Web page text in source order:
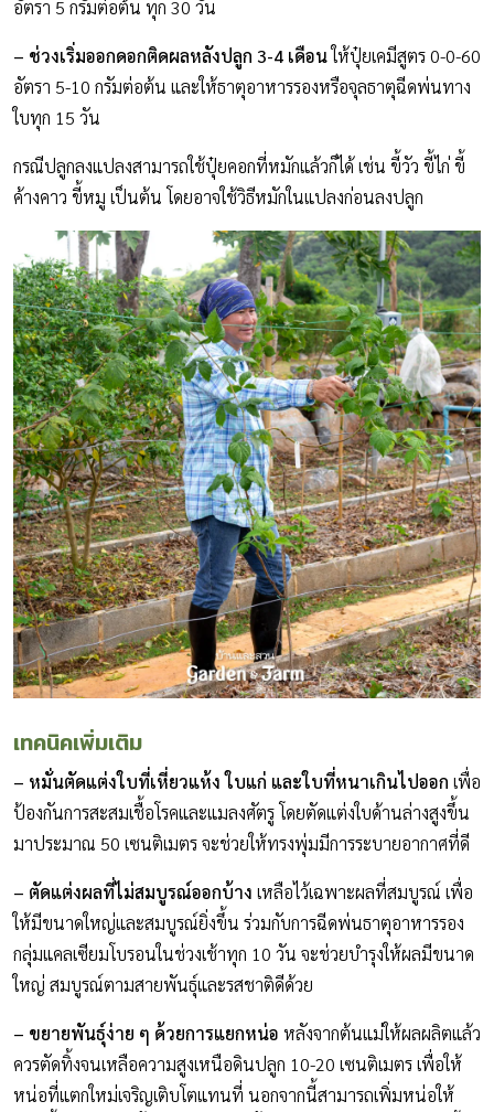
อัตรา 5 กรัมต่อต้น ทุก 30 วัน
– ช่วงเริ่มออกดอกติดผลหลังปลูก 3-4 เดือนให้ปุ๋ยเคมีสูตร 0-0-60
อัตรา 5-10 กรัมต่อต้น และให้ธาตุอาหารรองหรือจุลธาตุฉีดพ่นทาง
ใบทุก 15 วัน
กรณีปลูกลงแปลงสามารถใช้ปุ๋ยคอกที่หมักแล้วก็ได้ เช่น ขี้วัว ขี้ไก่ ขี้
ค้างคาว ขี้หมู เป็นต้น โดยอาจใช้วิธีหมักในแปลงก่อนลงปลูก
เทคนิคเพิ่มเติม
– หมั่นตัดแต่งใบที่เหี่ยวแห้ง ใบแก่ และใบที่หนาเกินไปออก เพื่อ
ป้องกันการสะสมเชื้อโรคและแมลงศัตรู โดยตัดแต่งใบด้านล่างสูงขึ้น
มาประมาณ 50 เซนติเมตร จะช่วยให้ทรงพุ่มมีการระบายอากาศที่ดี
– ตัดแต่งผลที่ไม่สมบูรณ์ออกบ้าง เหลือไว้เฉพาะผลที่สมบูรณ์ เพื่อ
ให้มีขนาดใหญ่และสมบูรณ์ยิ่งขึ้น ร่วมกับการฉีดพ่นธาตุอาหารรอง
กลุ่มแคลเซียมโบรอนในช่วงเช้าทุก 10 วัน จะช่วยบำรุงให้ผลมีขนาด
ใหญ่ สมบูรณ์ตามสายพันธุ์และรสชาติดีด้วย
– ขยายพันธุ์ง่าย ๆ ด้วยการแยกหน่อ หลังจากต้นแม่ให้ผลผลิตแล้ว
ควรตัดทิ้งจนเหลือความสูงเหนือดินปลูก 10-20 เซนติเมตร เพื่อให้
หน่อที่แตกใหม่เจริญเติบโตแทนที่ นอกจากนี้สามารถเพิ่มหน่อให้